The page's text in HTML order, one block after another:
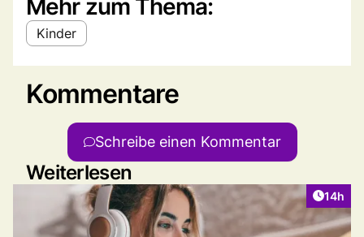
Mehr zum Thema:
Kinder
Kommentare
Schreibe einen Kommentar
Weiterlesen
Artikel
14h